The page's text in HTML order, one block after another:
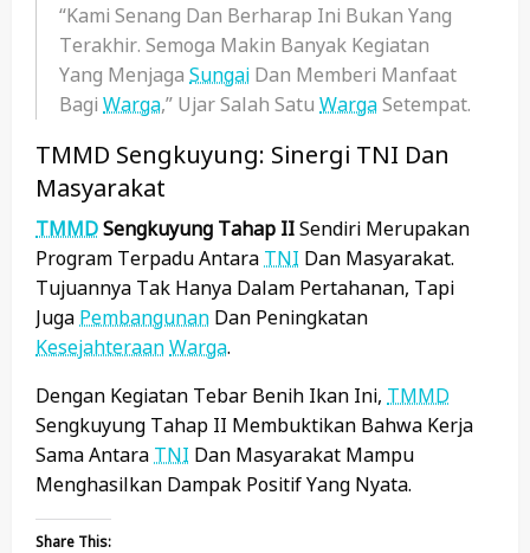
“Kami Senang Dan Berharap Ini Bukan Yang
Terakhir. Semoga Makin Banyak Kegiatan
Yang Menjaga Sungai Dan Memberi Manfaat
Bagi Warga,” Ujar Salah Satu WargaSetempat.
TMMD Sengkuyung: Sinergi TNI Dan
Masyarakat
TMMDSengkuyung Tahap IISendiri Merupakan
Program Terpadu Antara TNI Dan Masyarakat.
Tujuannya Tak Hanya Dalam Pertahanan, Tapi
Juga Pembangunan Dan Peningkatan
KesejahteraanWarga.
Dengan Kegiatan Tebar Benih Ikan Ini, TMMD
Sengkuyung Tahap II Membuktikan Bahwa Kerja
Sama Antara TNI Dan Masyarakat Mampu
Menghasilkan Dampak Positif Yang Nyata.
Share This: